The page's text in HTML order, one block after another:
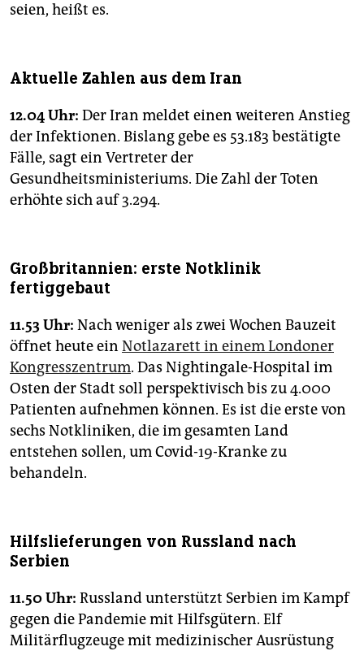
seien, heißt es.
Aktuelle Zahlen aus dem Iran
12.04 Uhr: Der Iran meldet einen weiteren Anstieg
der Infektionen. Bislang gebe es 53.183 bestätigte
Fälle, sagt ein Vertreter der
Gesundheitsministeriums. Die Zahl der Toten
erhöhte sich auf 3.294.
Großbritannien: erste Notklinik
fertiggebaut
11.53 Uhr: Nach weniger als zwei Wochen Bauzeit
öffnet heute ein Notlazarett in einem Londoner
Kongresszentrum. Das Nightingale-Hospital im
Osten der Stadt soll perspektivisch bis zu 4.000
Patienten aufnehmen können. Es ist die erste von
sechs Notkliniken, die im gesamten Land
entstehen sollen, um Covid-19-Kranke zu
behandeln.
Hilfslieferungen von Russland nach
Serbien
11.50 Uhr: Russland unterstützt Serbien im Kampf
gegen die Pandemie mit Hilfsgütern. Elf
Militärflugzeuge mit medizinischer Ausrüstung